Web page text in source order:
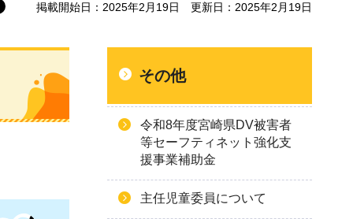
掲載開始日：2025年2月19日 更新日：2025年2月19日
その他
令和8年度宮崎県DV被害者
等セーフティネット強化支
援事業補助金
主任児童委員について